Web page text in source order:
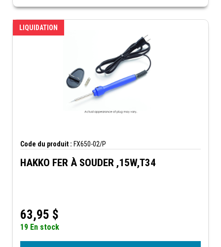
LIQUIDATION
Code du produit : FX650-02/P
HAKKO FER À SOUDER ,15W,T34
63,95 $
19 En stock